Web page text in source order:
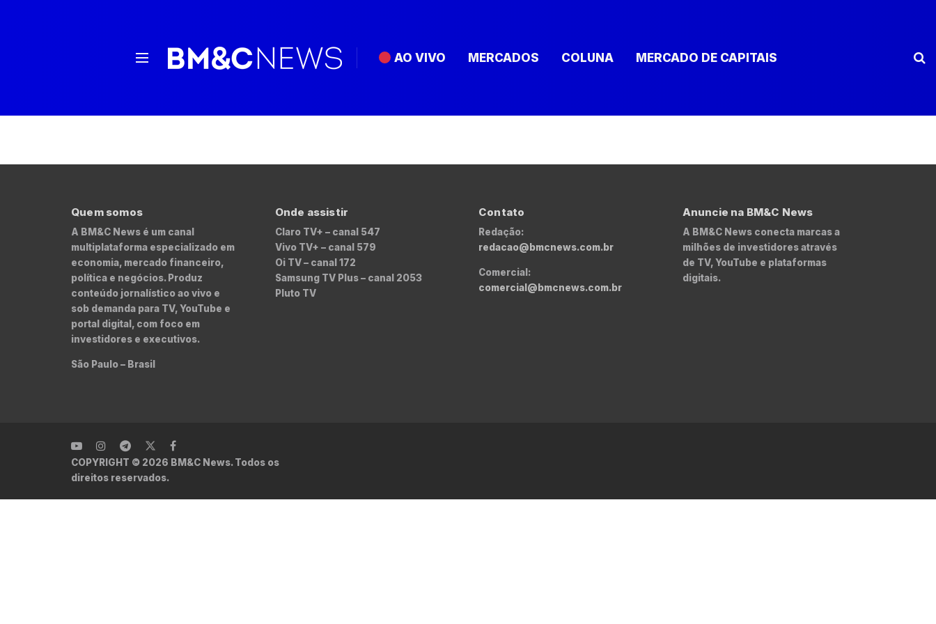
AO VIVO MERCADOS COLUNA MERCADO DE CAPITAIS
Quem somos
A BM&C News é um canal
multiplataforma especializado em
economia, mercado financeiro,
política e negócios. Produz
conteúdo jornalístico ao vivo e
sob demanda para TV, YouTube e
portal digital, com foco em
investidores e executivos.
São Paulo – Brasil
Onde assistir
Claro TV+ – canal 547
Vivo TV+ – canal 579
Oi TV – canal 172
Samsung TV Plus – canal 2053
Pluto TV
Contato
Redação:
redacao@bmcnews.com.br
Comercial:
comercial@bmcnews.com.br
Anuncie na BM&C News
A BM&C News conecta marcas a
milhões de investidores através
de TV, YouTube e plataformas
digitais.
COPYRIGHT © 2026 BM&C News. Todos os
direitos reservados.